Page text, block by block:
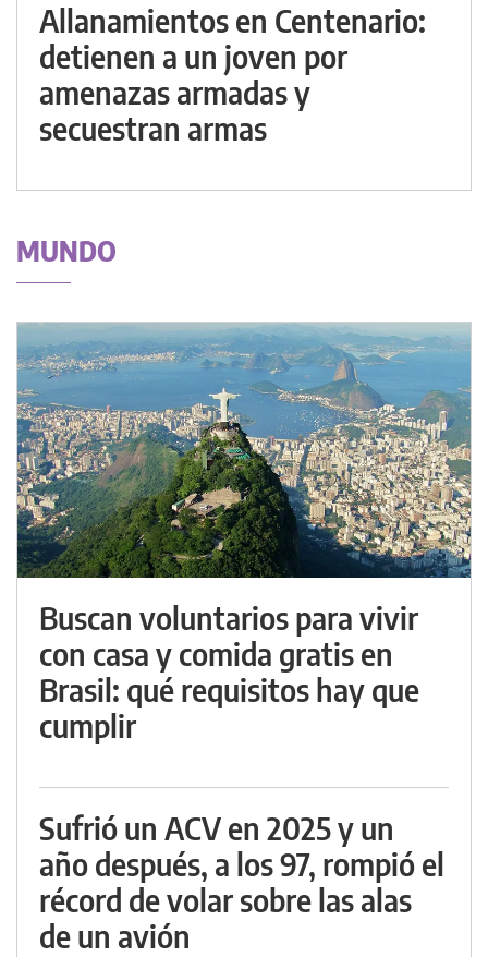
Allanamientos en Centenario:
detienen a un joven por
amenazas armadas y
secuestran armas
MUNDO
Buscan voluntarios para vivir
con casa y comida gratis en
Brasil: qué requisitos hay que
cumplir
Sufrió un ACV en 2025 y un
año después, a los 97, rompió el
récord de volar sobre las alas
de un avión